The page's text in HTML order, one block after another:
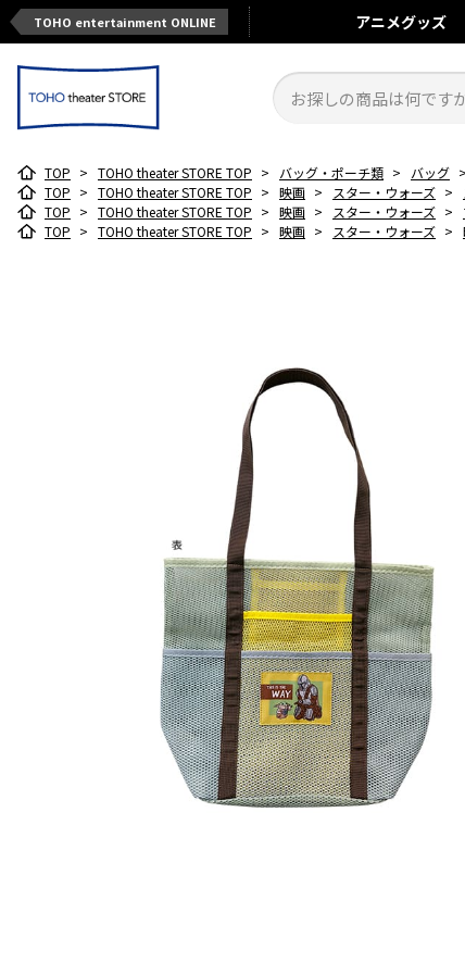
TOHO entertainment ONLINE アニメグッズ
TOP > TOHO theater STORE TOP > バッグ・ポーチ類 > バッグ >
TOP > TOHO theater STORE TOP > 映画 > スター・ウォーズ >
TOP > TOHO theater STORE TOP > 映画 > スター・ウォーズ >
TOP > TOHO theater STORE TOP > 映画 > スター・ウォーズ >